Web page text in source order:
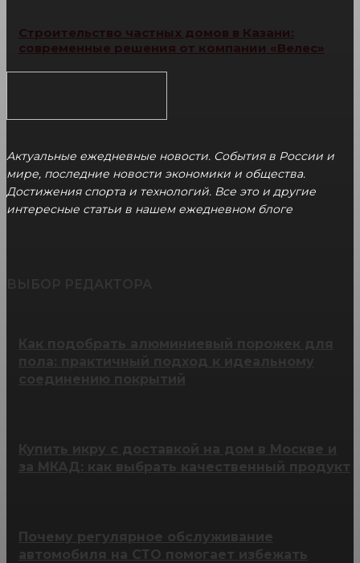
Строительство частных домов в Казани:
современные решения от компании «Велес»
Актуальные ежедневные новости. События в России и
мире, последние новости экономики и общества.
Достижения спорта и технологий. Все это и другие
интересные статьи в нашем ежедневном блоге
Купить икру с доставкой на дом в Москве и
за МКАД: как выбрать качественный продукт
Почему регулярное обслуживание
автомобиля на СТО помогает избежать